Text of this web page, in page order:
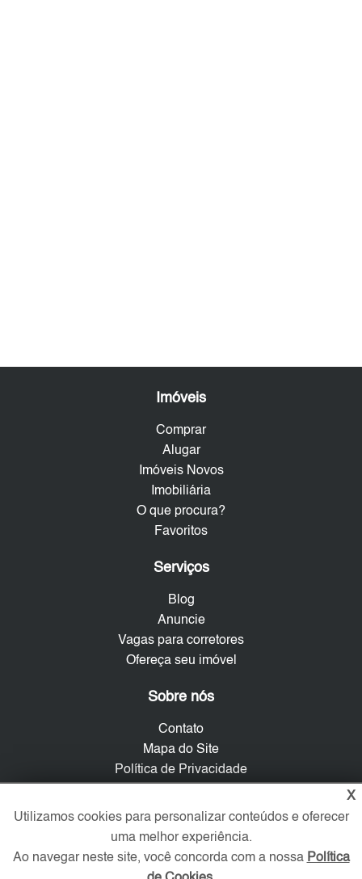
Imóveis
Comprar
Alugar
Imóveis Novos
Imobiliária
O que procura?
Favoritos
Serviços
Blog
Anuncie
Vagas para corretores
Ofereça seu imóvel
Sobre nós
Contato
Mapa do Site
Política de Privacidade
Verificada por
X
Utilizamos cookies para personalizar conteúdos e oferecer
uma melhor experiência.
Ao navegar neste site, você concorda com a nossa Política